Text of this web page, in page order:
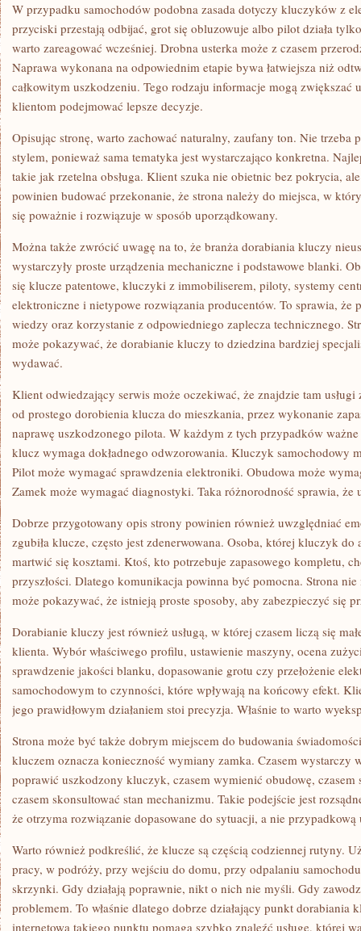
W przypadku samochodów podobna zasada dotyczy kluczyków z
przyciski przestają odbijać, grot się obluzowuje albo pilot działa
warto zareagować wcześniej. Drobna usterka może z czasem
Naprawa wykonana na odpowiednim etapie bywa łatwiejsza niż
całkowitym uszkodzeniu. Tego rodzaju informacje mogą zwiększać
klientom podejmować lepsze decyzje.
Opisując stronę, warto zachować naturalny, zaufany ton. Nie trzeba
stylem, ponieważ sama tematyka jest wystarczająco konkretna.
takie jak rzetelna obsługa. Klient szuka nie obietnic bez pokrycia,
powinien budować przekonanie, że strona należy do miejsca, w
się poważnie i rozwiązuje w sposób uporządkowany.
Można także zwrócić uwagę na to, że branża dorabiania kluczy
wystarczyły proste urządzenia mechaniczne i podstawowe blanki.
się klucze patentowe, kluczyki z immobiliserem, piloty, systemy
elektroniczne i nietypowe rozwiązania producentów. To sprawia, że
wiedzy oraz korzystanie z odpowiedniego zaplecza technicznego.
może pokazywać, że dorabianie kluczy to dziedzina bardziej
wydawać.
Klient odwiedzający serwis może oczekiwać, że znajdzie tam
od prostego dorobienia klucza do mieszkania, przez wykonanie
naprawę uszkodzonego pilota. W każdym z tych przypadków
klucz wymaga dokładnego odwzorowania. Kluczyk samochodowy
Pilot może wymagać sprawdzenia elektroniki. Obudowa może
Zamek może wymagać diagnostyki. Taka różnorodność sprawia, że
Dobrze przygotowany opis strony powinien również uwzględniać
zgubiła klucze, często jest zdenerwowana. Osoba, której kluczyk do
martwić się kosztami. Ktoś, kto potrzebuje zapasowego kompletu,
przyszłości. Dlatego komunikacja powinna być pomocna. Strona
może pokazywać, że istnieją proste sposoby, aby zabezpieczyć się
Dorabianie kluczy jest również usługą, w której czasem liczą się
klienta. Wybór właściwego profilu, ustawienie maszyny, ocena
sprawdzenie jakości blanku, dopasowanie grotu czy przełożenie
samochodowym to czynności, które wpływają na końcowy efekt.
jego prawidłowym działaniem stoi precyzja. Właśnie to warto
Strona może być także dobrym miejscem do budowania
kluczem oznacza konieczność wymiany zamka. Czasem wystarczy
poprawić uszkodzony kluczyk, czasem wymienić obudowę,
czasem skonsultować stan mechanizmu. Takie podejście jest
że otrzyma rozwiązanie dopasowane do sytuacji, a nie przypadkową
Warto również podkreślić, że klucze są częścią codziennej rutyny.
pracy, w podróży, przy wejściu do domu, przy odpalaniu
skrzynki. Gdy działają poprawnie, nikt o nich nie myśli. Gdy
problemem. To właśnie dlatego dobrze działający punkt dorabiania
internetowa takiego punktu pomaga szybko znaleźć usługę, której